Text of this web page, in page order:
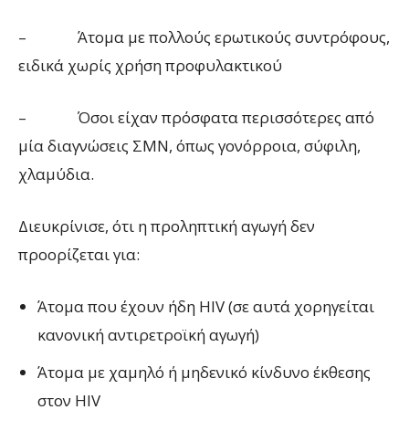
– Άτομα με πολλούς ερωτικούς συντρόφους,
ειδικά χωρίς χρήση προφυλακτικού
– Όσοι είχαν πρόσφατα περισσότερες από
μία διαγνώσεις ΣΜΝ, όπως γονόρροια, σύφιλη,
χλαμύδια.
Διευκρίνισε, ότι η προληπτική αγωγή δεν
προορίζεται για:
Άτομα που έχουν ήδη HIV (σε αυτά χορηγείται
κανονική αντιρετροϊκή αγωγή)
Άτομα με χαμηλό ή μηδενικό κίνδυνο έκθεσης
στον HIV